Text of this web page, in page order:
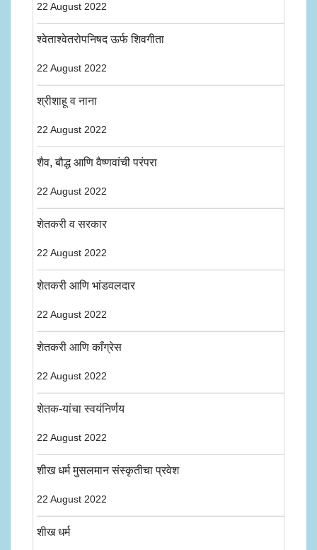
22 August 2022
श्वेताश्वेतरोपनिषद ऊर्फ शिवगीता
22 August 2022
श्रीशाहू व नाना
22 August 2022
शैव, बौद्ध आणि वैष्णवांची परंपरा
22 August 2022
शेतकरी व सरकार
22 August 2022
शेतकरी आणि भांडवलदार
22 August 2022
शेतकरी आणि काँग्रेस
22 August 2022
शेतक-यांचा स्वयंनिर्णय
22 August 2022
शीख धर्म मुसलमान संस्कृतीचा प्रवेश
22 August 2022
शीख धर्म